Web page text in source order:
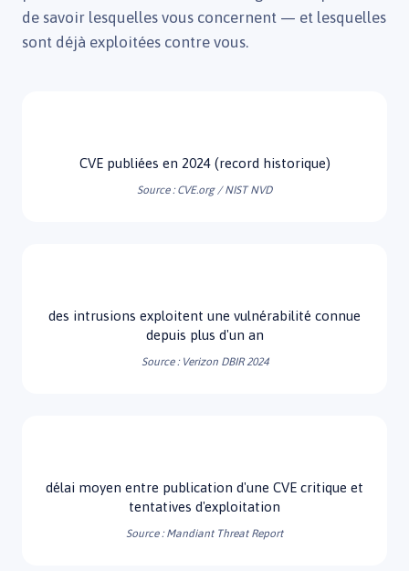
de savoir lesquelles vous concernent — et lesquelles
sont déjà exploitées contre vous.
CVE publiées en 2024 (record historique)
Source : CVE.org / NIST NVD
des intrusions exploitent une vulnérabilité connue
depuis plus d'un an
Source : Verizon DBIR 2024
délai moyen entre publication d'une CVE critique et
tentatives d'exploitation
Source : Mandiant Threat Report